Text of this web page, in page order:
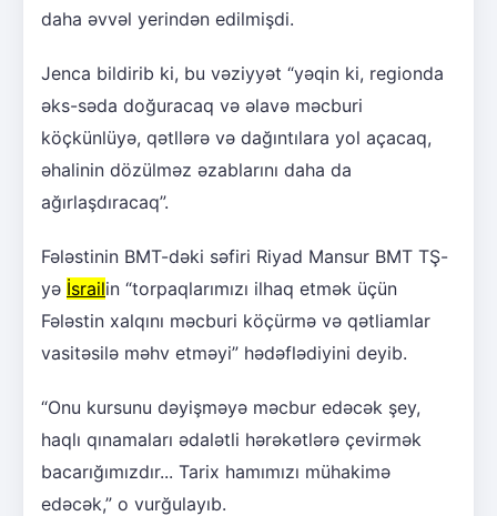
daha əvvəl yerindən edilmişdi.
Jenca bildirib ki, bu vəziyyət “yəqin ki, regionda
əks-səda doğuracaq və əlavə məcburi
köçkünlüyə, qətllərə və dağıntılara yol açacaq,
əhalinin dözülməz əzablarını daha da
ağırlaşdıracaq”.
Fələstinin BMT-dəki səfiri Riyad Mansur BMT TŞ-
yə İsrailin “torpaqlarımızı ilhaq etmək üçün
Fələstin xalqını məcburi köçürmə və qətliamlar
vasitəsilə məhv etməyi” hədəflədiyini deyib.
“Onu kursunu dəyişməyə məcbur edəcək şey,
haqlı qınamaları ədalətli hərəkətlərə çevirmək
bacarığımızdır... Tarix hamımızı mühakimə
edəcək,” o vurğulayıb.